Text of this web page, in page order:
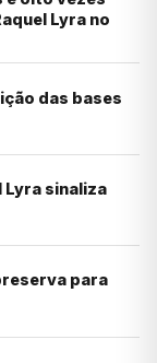
Lyra no
das bases
Lyra sinaliza
para